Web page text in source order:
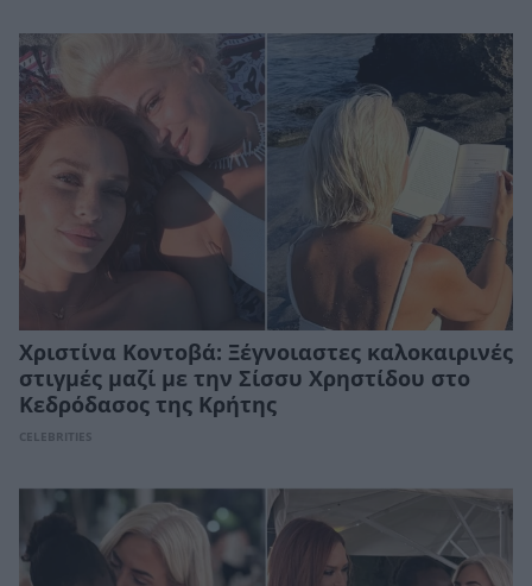
Χριστίνα Κοντοβά: Ξέγνοιαστες καλοκαιρινές
στιγμές μαζί με την Σίσσυ Χρηστίδου στο
Κεδρόδασος της Κρήτης
CELEBRITIES